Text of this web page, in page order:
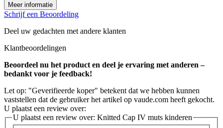
Meer informatie
Schrijf een Beoordeling
Deel uw gedachten met andere klanten
Klantbeoordelingen
Beoordeel nu het product en deel je ervaring met anderen –
bedankt voor je feedback!
Let op: "Geverifieerde koper" betekent dat we hebben kunnen
vaststellen dat de gebruiker het artikel op vaude.com heeft gekocht.
U plaatst een review over:
U plaatst een review over: Knitted Cap IV muts kinderen